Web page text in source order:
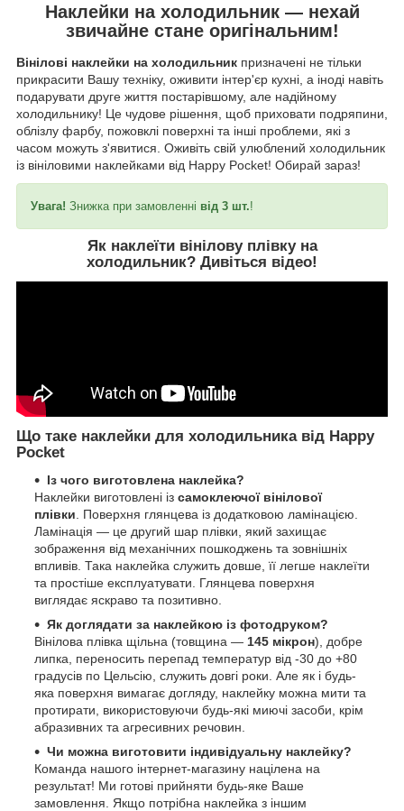
Наклейки на холодильник — нехай
звичайне стане оригінальним!
Вінілові наклейки на холодильник призначені не тільки
прикрасити Вашу техніку, оживити інтер'єр кухні, а іноді навіть
подарувати друге життя постарівшому, але надійному
холодильнику! Це чудове рішення, щоб приховати подряпини,
облізлу фарбу, пожовклі поверхні та інші проблеми, які з
часом можуть з'явитися. Оживіть свій улюблений холодильник
із вініловими наклейками від Happy Pocket! Обирай зараз!
Увага! Знижка при замовленні від 3 шт.!
Як наклеїти вінілову плівку на
холодильник? Дивіться відео!
Що таке наклейки для холодильника від Happy
Pocket
Із чого виготовлена наклейка?
Наклейки виготовлені із самоклеючої вінілової
плівки . Поверхня глянцева із додатковою ламінацією.
Ламінація — це другий шар плівки, який захищає
зображення від механічних пошкоджень та зовнішніх
впливів. Така наклейка служить довше, її легше наклеїти
та простіше експлуатувати. Глянцева поверхня
виглядає яскраво та позитивно.
Як доглядати за наклейкою із фотодруком?
Вінілова плівка щільна (товщина — 145 мікрон), добре
липка, переносить перепад температур від -30 до +80
градусів по Цельсію, служить довгі роки. Але як і будь-
яка поверхня вимагає догляду, наклейку можна мити та
протирати, використовуючи будь-які миючі засоби, крім
абразивних та агресивних речовин.
Чи можна виготовити індивідуальну наклейку?
Команда нашого інтернет-магазину націлена на
результат! Ми готові прийняти будь-яке Ваше
замовлення. Якщо потрібна наклейка з іншим